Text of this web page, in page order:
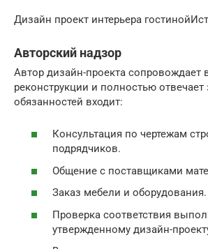
Дизайн проект интерьера
Авторский надзор
Автор дизайн-проекта сопровождает
реконструкции и полностью отвечает
обязанностей входит:
Консультация по чертежам
подрядчиков.
Общение с поставщиками
Заказ мебели и оборудования.
Проверка соответствия
утвержденному дизайн-